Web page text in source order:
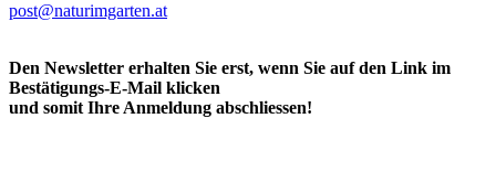
post@naturimgarten.at
Den Newsletter erhalten Sie erst, wenn Sie auf den Link im
Bestätigungs-E-Mail klicken
und somit Ihre Anmeldung abschliessen!